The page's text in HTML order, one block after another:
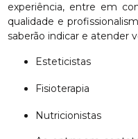
experiência, entre em
qualidade e
saberão indicar e atender
Esteticistas
Fisioterapia
Nutricionistas